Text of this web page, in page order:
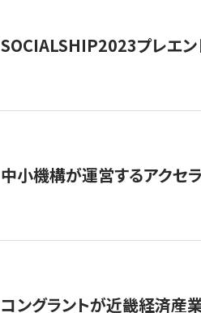
SOCIALSHIP2023プレエン
中小機構が運営するアクセ
コングラントが近畿経済産